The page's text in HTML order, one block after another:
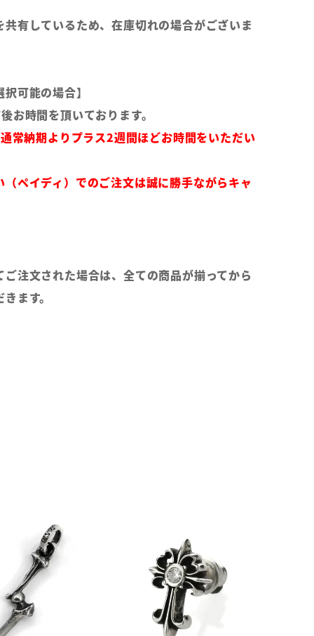
有しているため、在庫切れの場合がございま
可能の場合】
お時間を頂いております。
常納期よりプラス2週間ほどお時間をいただい
（ペイディ）でのご注文は誠に勝手ながらキャ
注文された場合は、全ての商品が揃ってから
ます。